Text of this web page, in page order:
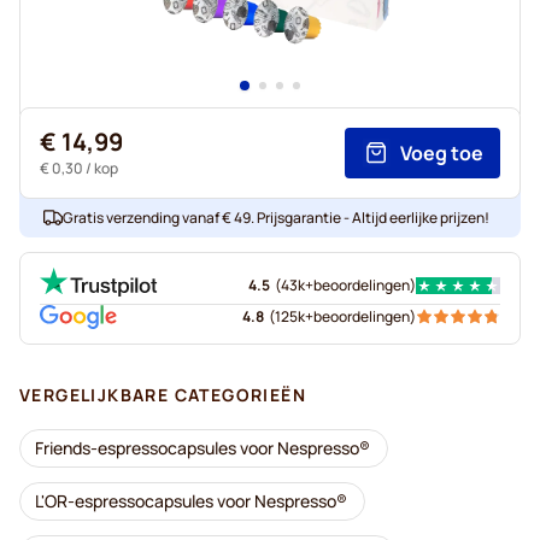
€ 14,99
€ 0,30 / kop
Voeg toe
Gratis verzending vanaf € 49. Prijsgarantie - Altijd eerlijke prijzen!
4.5 (43k+beoordelingen)
4.8 (125k+beoordelingen)
VERGELIJKBARE CATEGORIEËN
Friends-espressocapsules voor Nespresso®
L'OR-espressocapsules voor Nespresso®